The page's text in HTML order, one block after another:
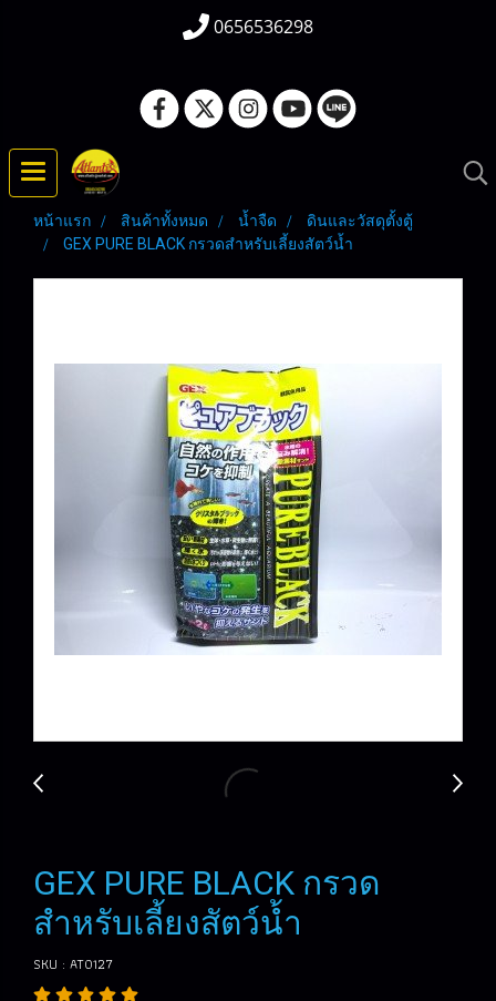
0656536298
หน้าแรก สินค้าทั้งหมด น้ำจืด
ดินและวัสดุตั้งตู้
GEX PURE BLACK กรวดสำหรับเลี้ยงสัตว์น้ำ
GEX PURE BLACK กรวด
สำหรับเลี้ยงสัตว์น้ำ
SKU : AT0127